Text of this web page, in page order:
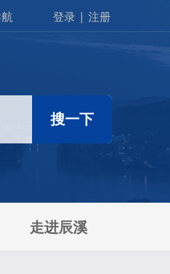
登录 | 注册
走进辰溪